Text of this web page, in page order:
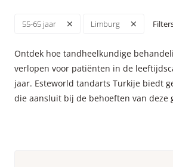
55-65 jaar Limburg
Ontdek hoe tandheelkundige
verlopen voor patiënten in de
jaar. Esteworld tandarts Turkije biedt
die aansluit bij de behoeften van deze